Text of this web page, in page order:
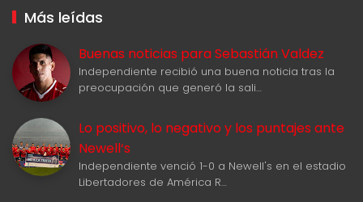
Más leídas
Buenas noticias para Sebastián Valdez
Independiente recibió una buena noticia tras la
preocupación que generó la sali…
Lo positivo, lo negativo y los puntajes ante
Newell‘s
Independiente venció 1-0 a Newell's en el estadio
Libertadores de América R…